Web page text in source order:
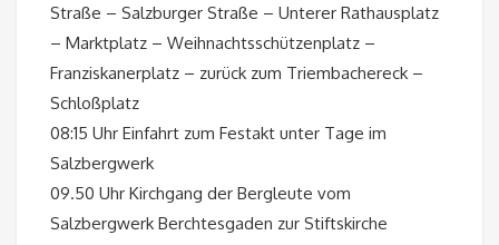
Straße – Salzburger Straße – Unterer Rathausplatz
– Marktplatz – Weihnachtsschützenplatz –
Franziskanerplatz – zurück zum Triembachereck –
Schloßplatz
08:15 Uhr Einfahrt zum Festakt unter Tage im
Salzbergwerk
09.50 Uhr Kirchgang der Bergleute vom
Salzbergwerk Berchtesgaden zur Stiftskirche